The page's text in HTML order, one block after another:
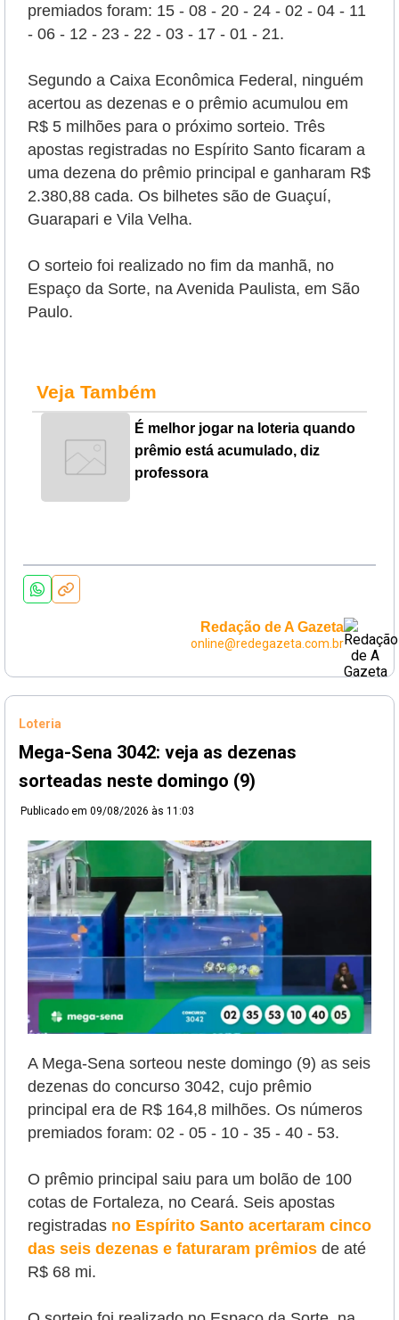
premiados foram: 15 - 08 - 20 - 24 - 02 - 04 - 11
- 06 - 12 - 23 - 22 - 03 - 17 - 01 - 21.
Segundo a Caixa Econômica Federal, ninguém
acertou as dezenas e o prêmio acumulou em
R$ 5 milhões para o próximo sorteio. Três
apostas registradas no Espírito Santo ficaram a
uma dezena do prêmio principal e ganharam R$
2.380,88 cada. Os bilhetes são de Guaçuí,
Guarapari e Vila Velha.
O sorteio foi realizado no fim da manhã, no
Espaço da Sorte, na Avenida Paulista, em São
Paulo.
Veja Também
É melhor jogar na loteria quando
prêmio está acumulado, diz
professora
Redação de A Gazeta
online@redegazeta.com.br
Loteria
Mega-Sena 3042: veja as dezenas
sorteadas neste domingo (9)
Publicado em 09/08/2026 às 11:03
A Mega-Sena sorteou neste domingo (9) as seis
dezenas do concurso 3042, cujo prêmio
principal era de R$ 164,8 milhões. Os números
premiados foram: 02 - 05 - 10 - 35 - 40 - 53.
O prêmio principal saiu para um bolão de 100
cotas de Fortaleza, no Ceará. Seis apostas
registradas no Espírito Santo acertaram cinco
das seis dezenas e faturaram prêmios de até
R$ 68 mi.